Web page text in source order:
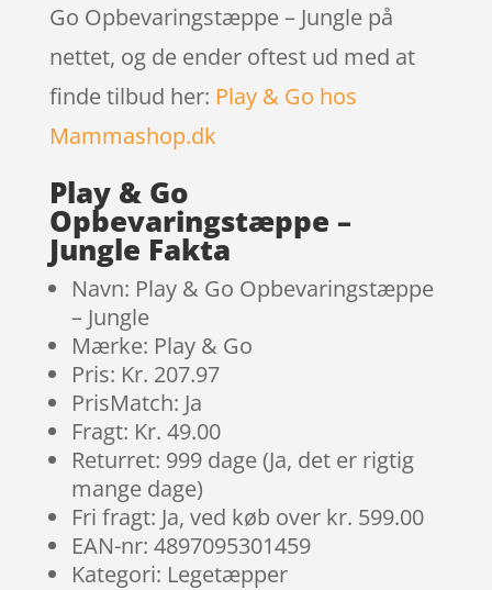
Go Opbevaringstæppe – Jungle på
nettet, og de ender oftest ud med at
finde tilbud her: Play & Go hos
Mammashop.dk
Play & Go
Opbevaringstæppe –
Jungle Fakta
Navn: Play & Go Opbevaringstæppe
– Jungle
Mærke: Play & Go
Pris: Kr. 207.97
PrisMatch: Ja
Fragt: Kr. 49.00
Returret: 999 dage (Ja, det er rigtig
mange dage)
Fri fragt: Ja, ved køb over kr. 599.00
EAN-nr: 4897095301459
Kategori: Legetæpper